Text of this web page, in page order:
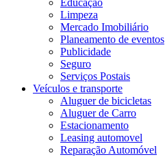
Educação
Limpeza
Mercado Imobiliário
Planeamento de eventos
Publicidade
Seguro
Serviços Postais
Veículos e transporte
Aluguer de bicicletas
Aluguer de Carro
Estacionamento
Leasing automovel
Reparação Automóvel